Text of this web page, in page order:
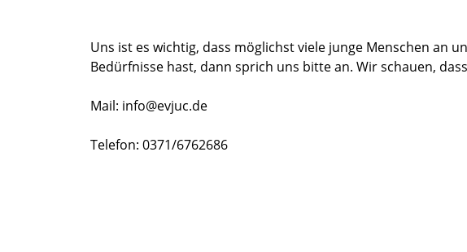
Uns ist es wichtig, dass möglichst viele junge Menschen an
Bedürfnisse hast, dann sprich uns bitte an. Wir schauen,
Mail: info@evjuc.de
Telefon: 0371/6762686